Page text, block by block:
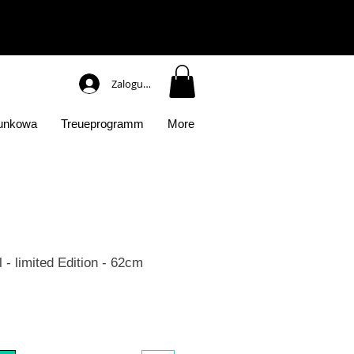
Zaloguj się
Treueprogramm More
- limited Edition - 62cm